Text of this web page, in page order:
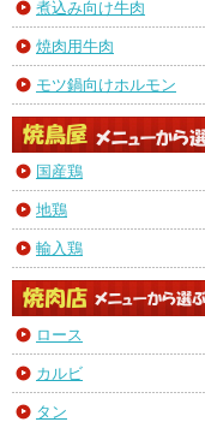
煮込み向け牛肉
焼肉用牛肉
モツ鍋向けホルモン
国産鶏
地鶏
輸入鶏
ロース
カルビ
タン